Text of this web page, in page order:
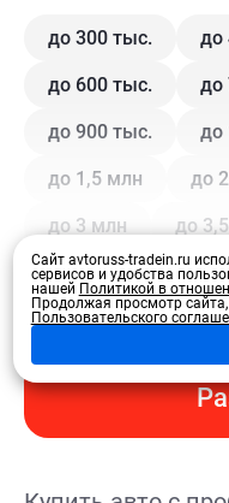
до 300 тыс. до
до 600 тыс. до
до 900 тыс. до
до 1,5 млн до
до 3 млн до
Кузов
Купе
Хэтчбек
Сайт avtoruss-tradein.ru
сервисов и удобства
нашей Политикой в
Продолжая просмотр
Пользовательского